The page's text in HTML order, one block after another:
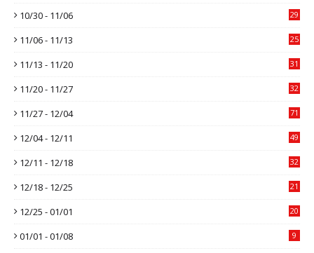
10/30 - 11/06 29
11/06 - 11/13 25
11/13 - 11/20 31
11/20 - 11/27 32
11/27 - 12/04 71
12/04 - 12/11 49
12/11 - 12/18 32
12/18 - 12/25 21
12/25 - 01/01 20
01/01 - 01/08 9